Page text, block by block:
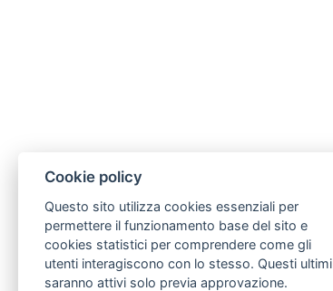
Cookie policy
Questo sito utilizza cookies essenziali per
permettere il funzionamento base del sito e
cookies statistici per comprendere come gli
utenti interagiscono con lo stesso. Questi ultimi
saranno attivi solo previa approvazione.